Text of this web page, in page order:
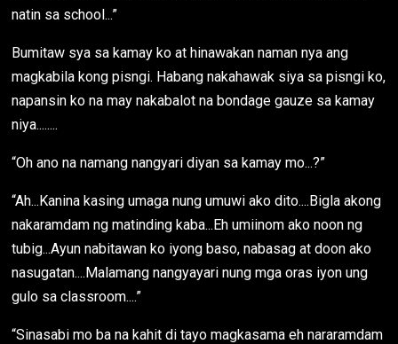
natin sa school...”
Bumitaw sya sa kamay ko at hinawakan naman nya ang
magkabila kong pisngi. Habang nakahawak siya sa pisngi ko,
napansin ko na may nakabalot na bondage gauze sa kamay
niya........
“Oh ano na namang nangyari diyan sa kamay mo...?”
“Ah...Kanina kasing umaga nung umuwi ako dito....Bigla akong
nakaramdam ng matinding kaba...Eh umiinom ako noon ng
tubig...Ayun nabitawan ko iyong baso, nabasag at doon ako
nasugatan....Malamang nangyayari nung mga oras iyon ung
gulo sa classroom....”
“Sinasabi mo ba na kahit di tayo magkasama eh nararamdam